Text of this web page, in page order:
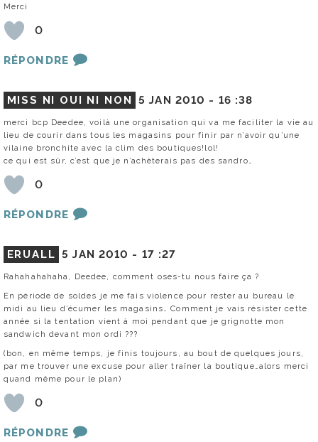
Merci
0
RÉPONDRE
MISS NI OUI NI NON 5 JAN 2010 - 16 :38
merci bcp Deedee, voilà une organisation qui va me faciliter la vie au
lieu de courir dans tous les magasins pour finir par n’avoir qu’une
vilaine bronchite avec la clim des boutiques!lol!
ce qui est sûr, c’est que je n’achèterais pas des sandro…
0
RÉPONDRE
ERUALL 5 JAN 2010 - 17 :27
Rahahahahaha, Deedee, comment oses-tu nous faire ça ?
En période de soldes je me fais violence pour rester au bureau le
midi au lieu d’écumer les magasins… Comment je vais résister cette
année si la tentation vient à moi pendant que je grignotte mon
sandwich devant mon ordi ???
(bon, en même temps, je finis toujours, au bout de quelques jours,
par me trouver une excuse pour aller traîner la boutique…alors merci
quand même pour le plan)
0
RÉPONDRE